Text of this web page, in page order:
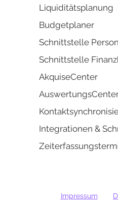
Liquiditätsplanung
Budgetplaner
Schnittstelle
Schnittstelle
AkquiseCenter
Integrationen &
Impressum